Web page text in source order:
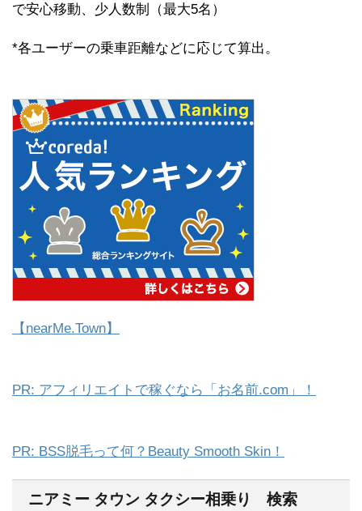
で安心移動、少人数制（最大5名）
*各ユーザーの乗車距離などに応じて算出。
【nearMe.Town】
PR: アフィリエイトで稼ぐなら「お名前.com」！
PR: BSS脱毛って何？Beauty Smooth Skin！
ニアミー タウン タクシー相乗り 検索